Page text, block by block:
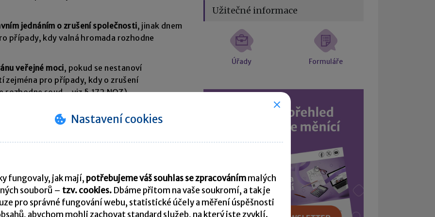
jednáním o zrušení společnosti, jinak dnem
případy, kdy valná hromada rozhodne
veřejné moci, pokud se nestanoví
pro případy, kdy o zrušení
rozhodne soud – viz § 172 NOZ).
pro všechny právnické osoby
o zrušení společnosti s ručením omezeným
likvidačního zůstatku.
zrušené společnosti, vyrovnat dluhy věřitelům
souladu se zákonem.
Užitečné informace
Úřady Formuláře
Nastavení cookies
fungovaly, jak mají, potřebujeme váš souhlas se zpracovánímmalých
souborů – tzv. cookies. Dbáme přitom na vaše soukromí, a tak je
pro správné fungování webu, statistické účely a měření úspěšnosti
abychom mohli zachovat standard služeb, na který jste zvyklí.